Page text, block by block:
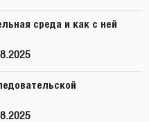
среда и как с ней